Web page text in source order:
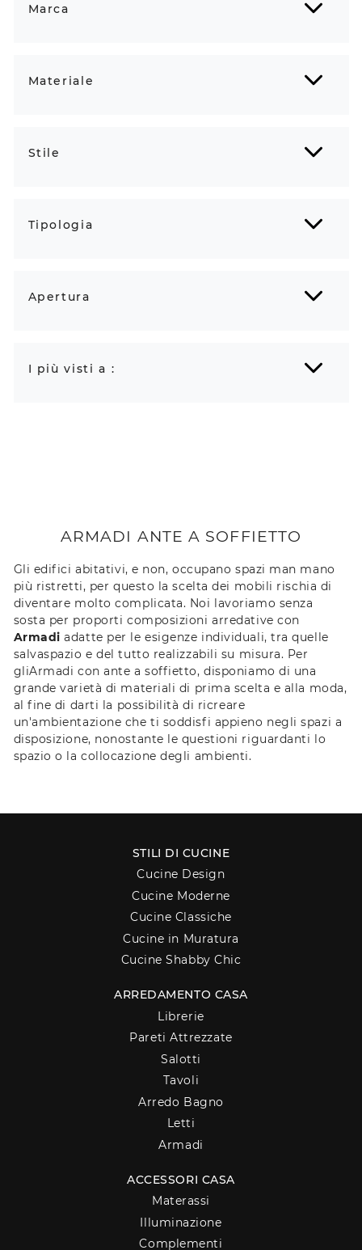
Marca
Materiale
Stile
Tipologia
Apertura
I più visti a :
ARMADI ANTE A SOFFIETTO
Gli edifici abitativi, e non, occupano spazi man mano
più ristretti, per questo la scelta dei mobili rischia di
diventare molto complicata. Noi lavoriamo senza
sosta per proporti composizioni arredative con
Armadi adatte per le esigenze individuali, tra quelle
salvaspazio e del tutto realizzabili su misura. Per
gliArmadi con ante a soffietto, disponiamo di una
grande varietà di materiali di prima scelta e alla moda,
al fine di darti la possibilità di ricreare
un'ambientazione che ti soddisfi appieno negli spazi a
disposizione, nonostante le questioni riguardanti lo
spazio o la collocazione degli ambienti.
STILI DI CUCINE
Cucine Design
Cucine Moderne
Cucine Classiche
Cucine in Muratura
Cucine Shabby Chic
ARREDAMENTO CASA
Librerie
Pareti Attrezzate
Salotti
Tavoli
Arredo Bagno
Letti
Armadi
ACCESSORI CASA
Materassi
Illuminazione
Complementi